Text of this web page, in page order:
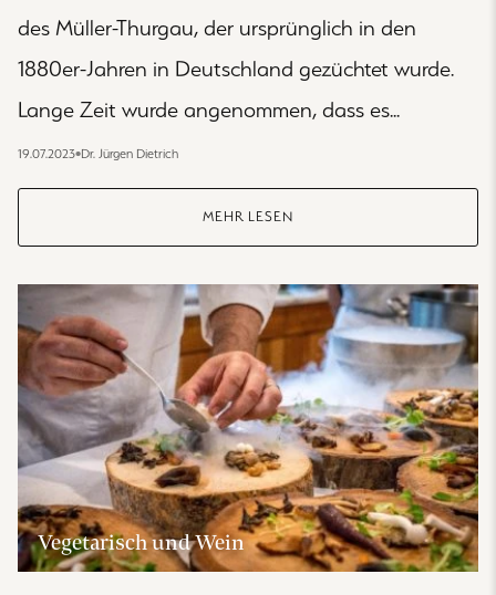
des Müller-Thurgau, der ursprünglich in den
1880er-Jahren in Deutschland gezüchtet wurde.
Lange Zeit wurde angenommen, dass es...
19.07.2023•Dr. Jürgen Dietrich
MEHR LESEN
Vegetarisch und Wein